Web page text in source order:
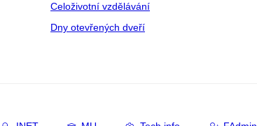
Celoživotní vzdělávání
Dny otevřených dveří